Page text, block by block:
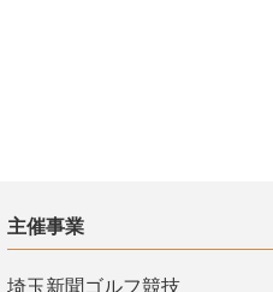
主催事業
埼玉新聞ゴルフ競技